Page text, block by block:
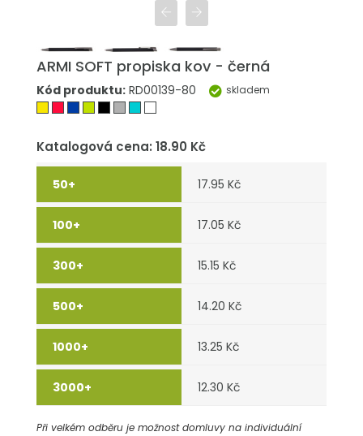
ARMI SOFT propiska kov - černá
Kód produktu: RD00139-80 skladem
Katalogová cena: 18.90 Kč
17.95 Kč
17.05 Kč
15.15 Kč
14.20 Kč
13.25 Kč
12.30 Kč
Při velkém odběru je možnost domluvy na individuální